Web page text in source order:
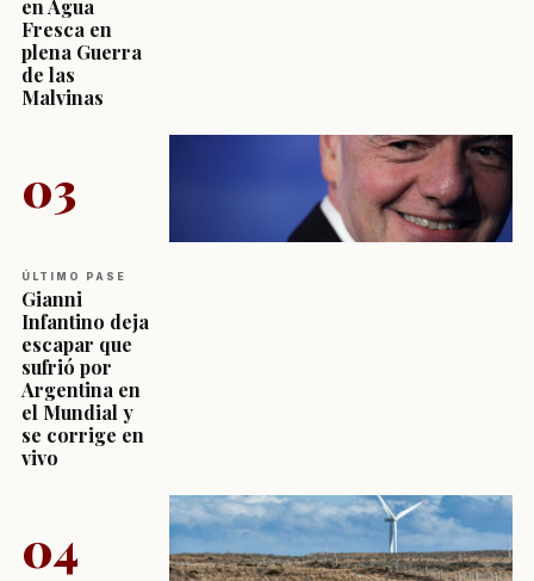
en Agua
Fresca en
plena Guerra
de las
Malvinas
03
ÚLTIMO PASE
Gianni
Infantino deja
escapar que
sufrió por
Argentina en
el Mundial y
se corrige en
vivo
04